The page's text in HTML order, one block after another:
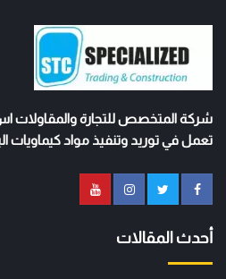
تعمل في توريد وتنفيذ مواد كيماويات
أحدث المقالات